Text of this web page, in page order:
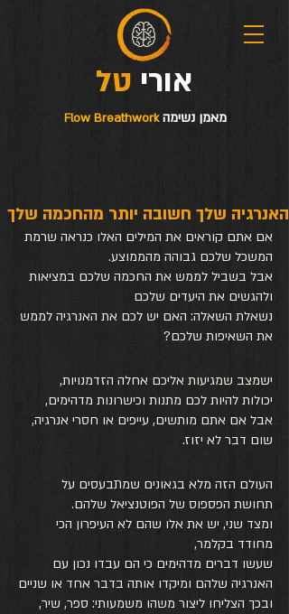
אורי
מאמן נשימהFlow Breathwork
האנרגיה שלך חשובה יותר מהחכמה שלך
אם אתם קוראים את המילים האלו כנראה שרמת
המשכל שלכם גבוהה מהממוצע.
אבל בשביל לממש את החכמה שלכם במציאות
ולהגשים את היעדים שלכם
נשאלת השאלה: האם יש לכם את האנרגיה לממש
את השאיפות שלכם?
ישמצב שמגיעות אליכם אחלה הזדמנויות,
יכולות להיות לכם מתנות וכישרונות מדהימים,
אבל אם אתם מותשים, עייפים או חסרי אנרגיה,
שום דבר לא יזוז.
העולם הזה מלא בגאונים שמתבעסים על
תחושת הפספוס של הפוטנציאל שלהם.
ומצד שני, יש את אלו שהם לא העיפרון הכי
מחודד בקלמר,
שעשו דברים מדהימים כי הם עבדו נכון עם
האנרגיה שלהם ומיקדו אותה בדבר אחד או שניים
ובכך הצליחו ליצור משהו משמעותי: ספר, שיר,